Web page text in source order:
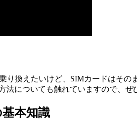
乗り換えたいけど、SIMカードはそ
法についても触れていますので、ぜ
本知識